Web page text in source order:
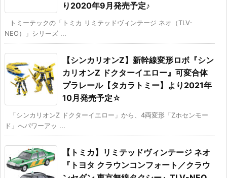
り2020年9月発売予定♪
トミーテックの「トミカ リミテッドヴィンテージ ネオ（TLV-
NEO）」シリーズ ...
【シンカリオンZ】新幹線変形ロボ『シン
カリオンZ ドクターイエロー』可変合体
プラレール【タカラトミー】より2021年
10月発売予定☆
「シンカリオンZ ドクターイエロー」から、4両変形「Zホセンモー
ド」へパワーアッ ...
【トミカ】リミテッドヴィンテージ ネオ
『トヨタ クラウンコンフォート／クラウ